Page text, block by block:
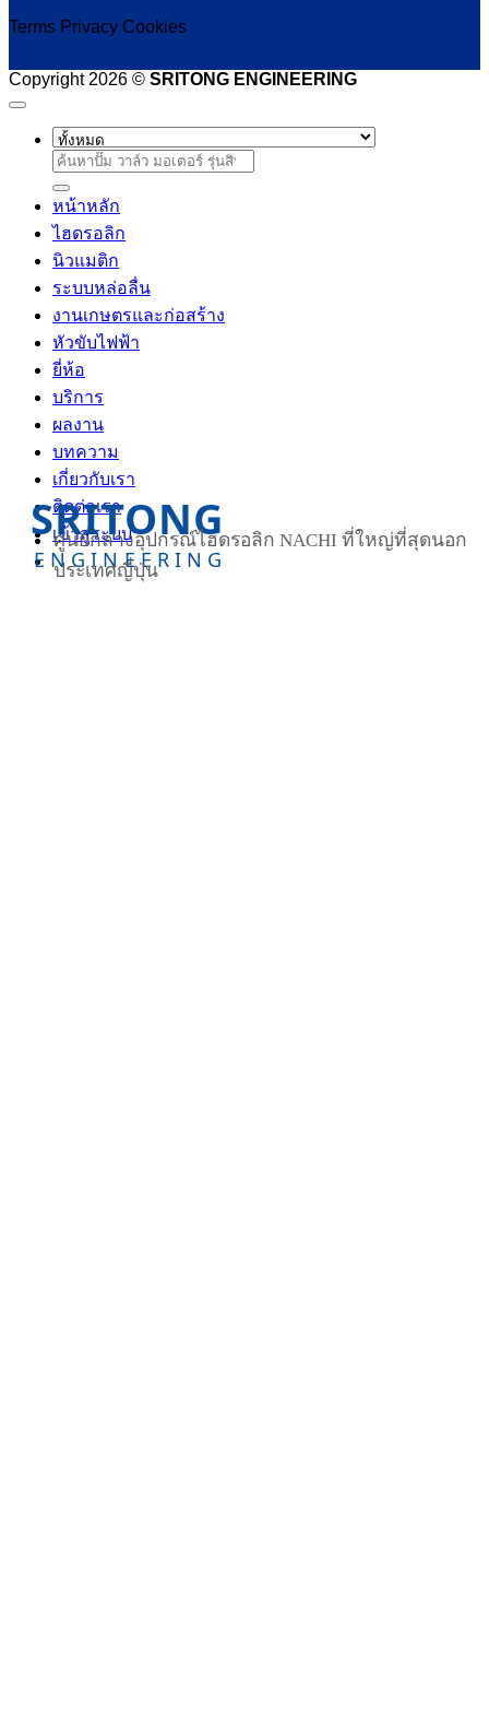
Terms Privacy Cookies
Copyright 2026 © SRITONG ENGINEERING
ค้นหา:
หน้าหลัก
ไฮดรอลิก
นิวแมติก
ระบบหล่อลื่น
งานเกษตรและก่อสร้าง
หัวขับไฟฟ้า
ยี่ห้อ
บริการ
ผลงาน
บทความ
เกี่ยวกับเรา
ติดต่อเรา
เข้าสู่ระบบ
ENGINEERING
SRITONG
ศูนย์กลางอุปกรณ์ไฮดรอลิก NACHI ที่ใหญ่ที่สุดนอก
ประเทศญี่ปุ่น